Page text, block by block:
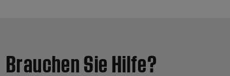
Brauchen Sie Hilfe?